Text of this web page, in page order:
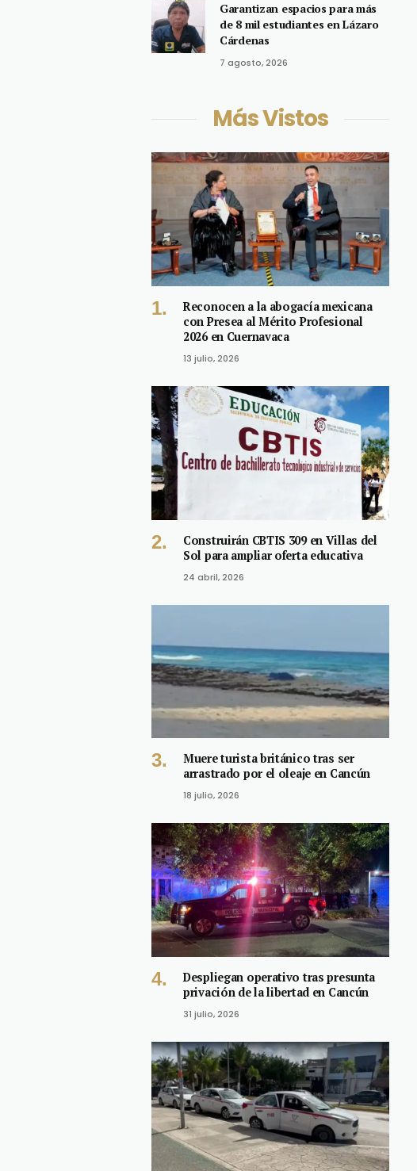
Garantizan espacios para más
de 8 mil estudiantes en Lázaro
Cárdenas
7 agosto, 2026
Más Vistos
Reconocen a la abogacía mexicana
con Presea al Mérito Profesional
2026 en Cuernavaca
13 julio, 2026
Construirán CBTIS 309 en Villas del
Sol para ampliar oferta educativa
24 abril, 2026
Muere turista británico tras ser
arrastrado por el oleaje en Cancún
18 julio, 2026
Despliegan operativo tras presunta
privación de la libertad en Cancún
31 julio, 2026